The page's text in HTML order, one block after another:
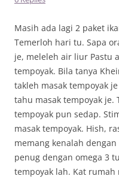
Masih ada lagi 2 paket
Temerloh hari tu. Sapa
je, meleleh air liur Pastu
tempoyak. Bila tanya
takleh masak tempoyak
tahu masak tempoyak
tempoyak pun sedap.
masak tempoyak. Hish,
memang kenalah
penug dengan omega 3
tempoyak lah. Kat